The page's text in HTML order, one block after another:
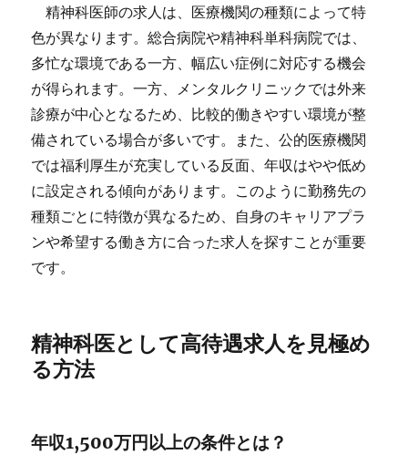
精神科医師の求人は、医療機関の種類によって特
色が異なります。総合病院や精神科単科病院では、
多忙な環境である一方、幅広い症例に対応する機会
が得られます。一方、メンタルクリニックでは外来
診療が中心となるため、比較的働きやすい環境が整
備されている場合が多いです。また、公的医療機関
では福利厚生が充実している反面、年収はやや低め
に設定される傾向があります。このように勤務先の
種類ごとに特徴が異なるため、自身のキャリアプラ
ンや希望する働き方に合った求人を探すことが重要
です。
精神科医として高待遇求人を見極め
る方法
年収1,500万円以上の条件とは？